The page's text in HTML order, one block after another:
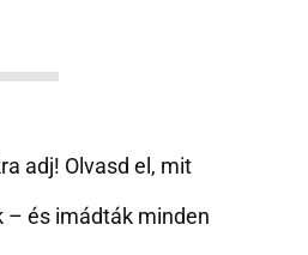
adj! Olvasd el, mit
– és imádták minden